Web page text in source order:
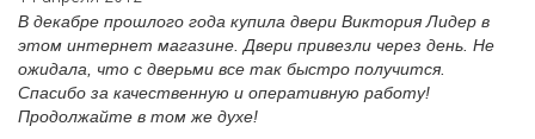
В декабре прошлого года купила двери Виктория Лидер в
этом интернет магазине. Двери привезли через день. Не
ожидала, что с дверьми все так быстро получится.
Спасибо за качественную и оперативную работу!
Продолжайте в том же духе!